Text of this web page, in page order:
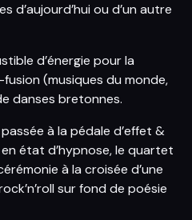
d’aujourd’hui ou d’un autre
d’énergie pour la
(musiques du monde,
danses bretonnes.
à la pédale d’effet &
état d’hypnose, le quartet
à la croisée d’une
sur fond de poésie